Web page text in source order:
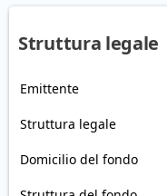
Struttura legale
Emittente
Struttura legale
Domicilio del fondo